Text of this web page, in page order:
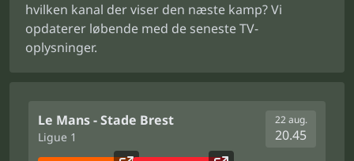
hvilken kanal der viser den næste kamp? Vi
opdaterer løbende med de seneste TV-
oplysninger.
Le Mans - Stade Brest
Ligue 1
22 aug.
20.45